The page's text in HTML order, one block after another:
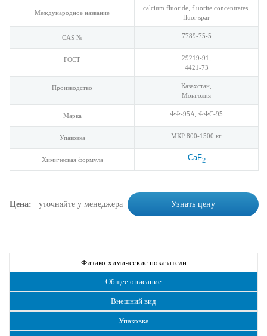
Международное название
calcium fluoride, fluorite concentrates,
fluor spar
CAS № 7789-75-5
ГОСТ
29219-91,
4421-73
Производство
Казахстан,
Монголия
Марка ФФ-95А, ФФС-95
Упаковка МКР 800-1500 кг
Химическая формула CaF2
Цена: уточняйте у менеджера Узнать цену
Физико-химические показатели
Общее описание
Внешний вид
Упаковка